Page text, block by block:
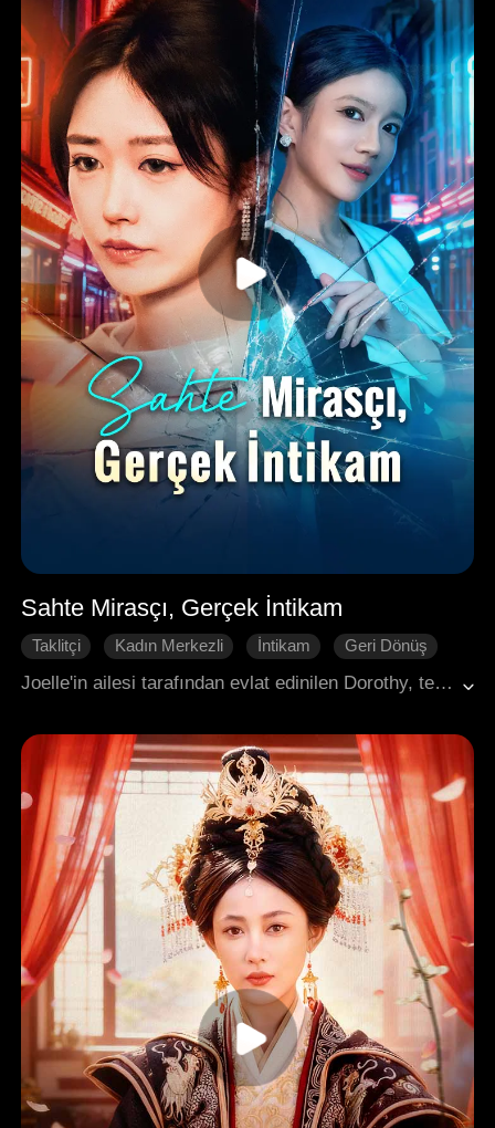
Sahte Mirasçı, Gerçek İntikam
Taklitçi Kadın Merkezli İntikam
Geri Dönüş
Joelle'in ailesi tarafından evlat edinilen Dorothy, tecavüze uğradığı sırrını saklamak ve seçkin öz ailesine dönmek için onları öldürdü. Joelle hayatta kaldı, bir nişanla Dorothy'nin üvey erkek kardeşine soyunu kanıtladı ve intikam almak için mirasçı kimliğine büründü.